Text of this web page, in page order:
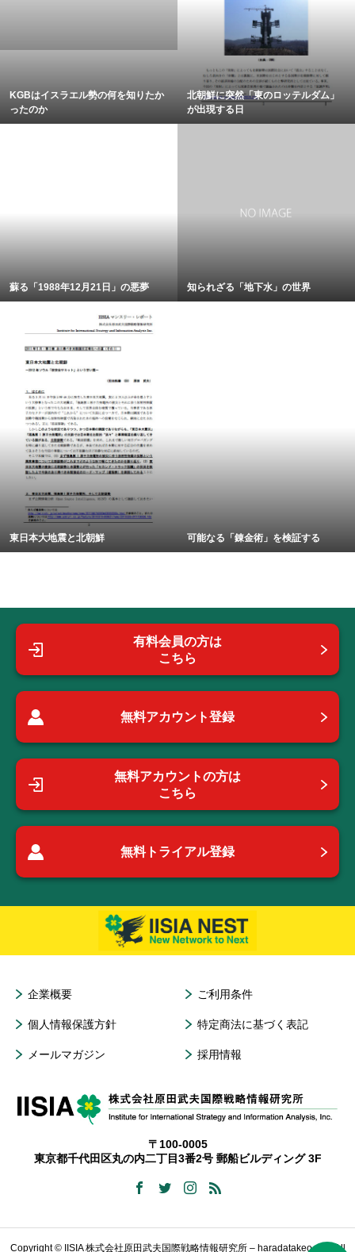
KGBはイスラエル勢の何を知りたか
ったのか
北朝鮮に突然「東のロッテルダム」
が出現する日
蘇る「1988年12月21日」の悪夢 知られざる「地下水」の世界
東日本大地震と北朝鮮 可能なる「錬金術」を検証する
有料会員の方は
こちら
無料アカウント登録
無料アカウントの方は
こちら
無料トライアル登録
企業概要 ご利用条件
個人情報保護方針 特定商法に基づく表記
メールマガジン 採用情報
〒100-0005
東京都千代田区丸の内二丁目3番2号 郵船ビルディング 3F
Copyright © IISIA 株式会社原田武夫国際戦略情報研究所 – haradatakeo.com All